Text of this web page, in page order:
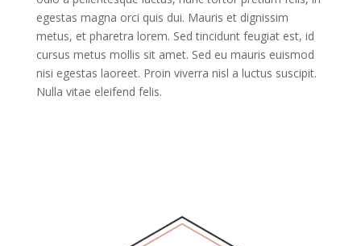
egestas magna orci quis dui. Mauris et dignissim
metus, et pharetra lorem. Sed tincidunt feugiat est, id
cursus metus mollis sit amet. Sed eu mauris euismod
nisi egestas laoreet. Proin viverra nisl a luctus suscipit.
Nulla vitae eleifend felis.